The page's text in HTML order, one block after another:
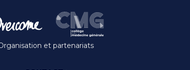
et partenariats